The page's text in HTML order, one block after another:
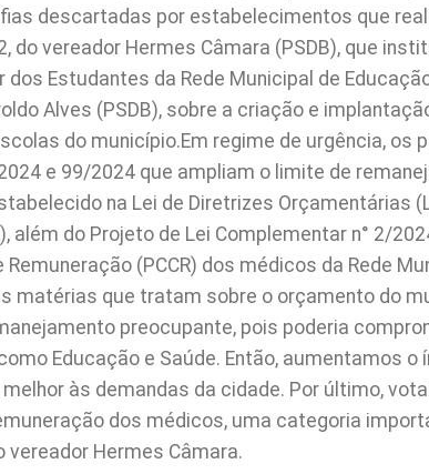
descartadas por estabelecimentos que
do vereador Hermes Câmara (PSDB), que
dos Estudantes da Rede Municipal de
Alves (PSDB), sobre a criação e
do município.Em regime de urgência, os
e 99/2024 que ampliam o limite de
na Lei de Diretrizes Orçamentárias
além do Projeto de Lei Complementar n° 2/
Remuneração (PCCR) dos médicos da Rede
matérias que tratam sobre o orçamento do
preocupante, pois poderia
Educação e Saúde. Então, aumentamos o
às demandas da cidade. Por último,
dos médicos, uma categoria
vereador Hermes Câmara.